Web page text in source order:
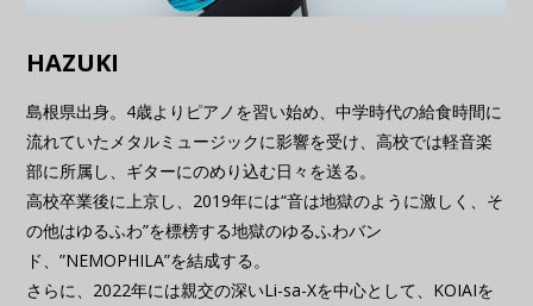
HAZUKI
島根県出身。4歳よりピアノを習い始め、中学時代の給食時間に
流れていたメタルミュージックに影響を受け、高校では軽音楽
部に所属し、ギターにのめり込む日々を送る。
高校卒業後に上京し、2019年には“音は地獄のように激しく、そ
の他はゆるふわ”を標榜する地獄のゆるふわバン
ド、”NEMOPHILA”を結成する。
さらに、2022年には親交の深いLi-sa-Xを中心として、KOIAIを